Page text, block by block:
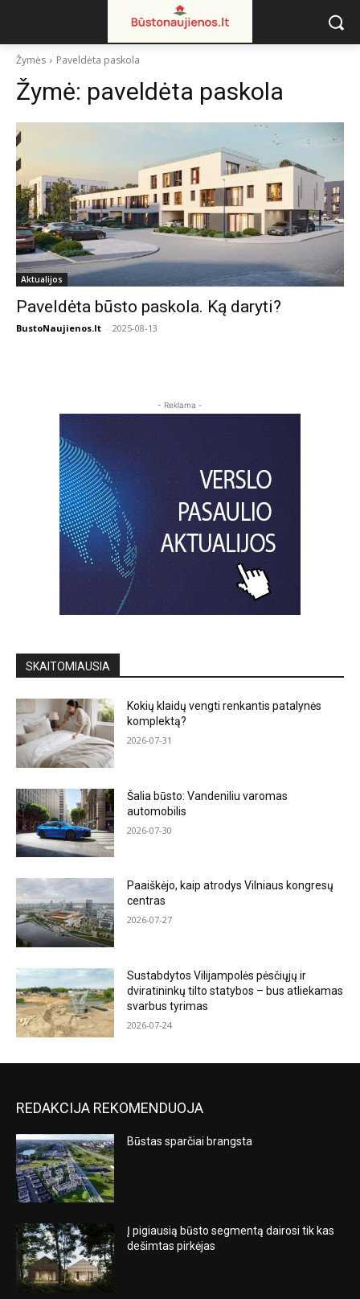
Žymės Paveldėta paskola
Žymė: paveldėta paskola
Aktualijos
Paveldėta būsto paskola. Ką daryti?
BustoNaujienos.lt - 2025-08-13
- Reklama -
SKAITOMIAUSIA
Kokių klaidų vengti renkantis patalynės
komplektą?
2026-07-31
Šalia būsto: Vandeniliu varomas
automobilis
2026-07-30
Paaiškėjo, kaip atrodys Vilniaus kongresų
centras
2026-07-27
Sustabdytos Vilijampolės pėsčiųjų ir
dviratininkų tilto statybos – bus atliekamas
svarbus tyrimas
2026-07-24
REDAKCIJA REKOMENDUOJA
Būstas sparčiai brangsta
Į pigiausią būsto segmentą dairosi tik kas
dešimtas pirkėjas